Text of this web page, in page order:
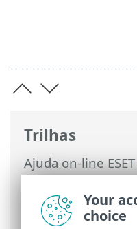
Trilhas
Ajuda on-line ESET
Prem>Iniciar>
PROTECT
> Filtros
layout
Your
choice